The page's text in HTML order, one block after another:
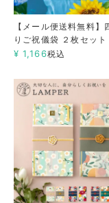
【メール便送料無料】
りご祝儀袋 ２枚セット
¥ 1,166税込